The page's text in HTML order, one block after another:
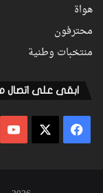
هواة
محترفون
منتخبات وطنية
ابقى على اتصال
فيسبوك